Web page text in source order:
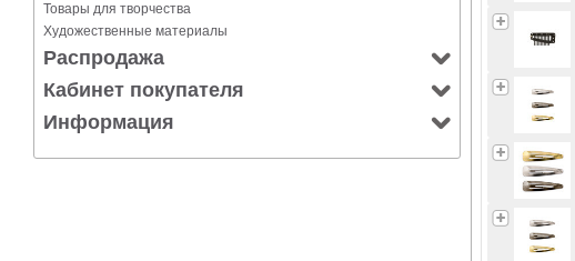
Товары для творчества
Художественные материалы
Распродажа
Кабинет покупателя
Информация